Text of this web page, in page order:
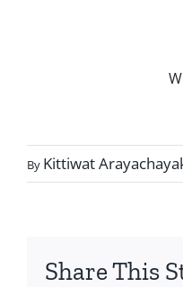
By Kittiwat
Share This